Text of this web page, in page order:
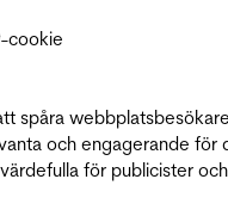
cookie
spåra
och engagerande för
för publicister och